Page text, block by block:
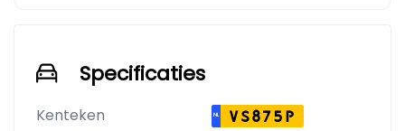
Specificaties
Kenteken NL VS875P